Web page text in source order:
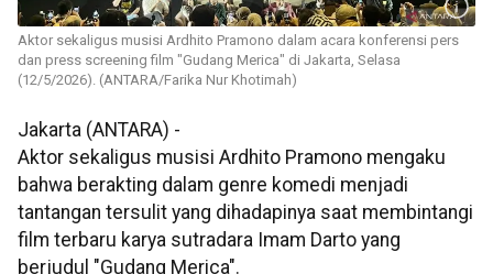
Aktor sekaligus musisi Ardhito Pramono dalam acara konferensi pers
dan press screening film "Gudang Merica" di Jakarta, Selasa
(12/5/2026). (ANTARA/Farika Nur Khotimah)
Jakarta (ANTARA) -
Aktor sekaligus musisi Ardhito Pramono mengaku
bahwa berakting dalam genre komedi menjadi
tantangan tersulit yang dihadapinya saat membintangi
film terbaru karya sutradara Imam Darto yang
berjudul "Gudang Merica".